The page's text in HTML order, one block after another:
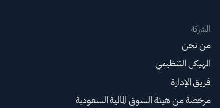
الشركة
من نحن
الهيكل التنظيمي
فريق الإدارة
مرخصة من هيئة السوق المالية السعودية